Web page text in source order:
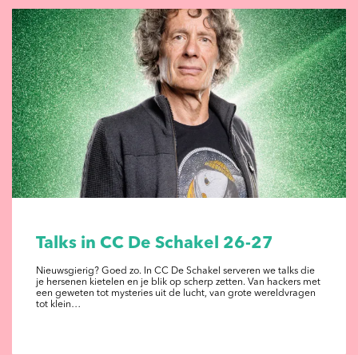
Talks in CC De Schakel 26-27
Nieuwsgierig? Goed zo. In CC De Schakel serveren we talks die
je hersenen kietelen en je blik op scherp zetten. Van hackers met
een geweten tot mysteries uit de lucht, van grote wereldvragen
tot klein…